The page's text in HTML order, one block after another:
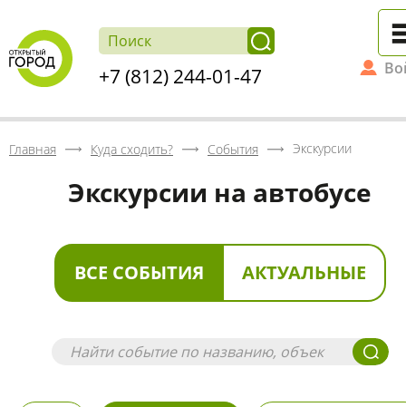
+7 (812) 244-01-47
Главная Куда сходить? События Экскурсии
Экскурсии на автобусе
ВСЕ СОБЫТИЯ АКТУАЛЬНЫЕ